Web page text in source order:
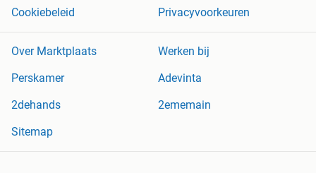
Cookiebeleid
Privacyvoorkeuren
Over Marktplaats
Werken bij
Perskamer
Adevinta
2dehands
2ememain
Sitemap